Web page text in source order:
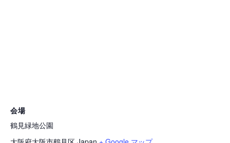
会場
鶴見緑地公園